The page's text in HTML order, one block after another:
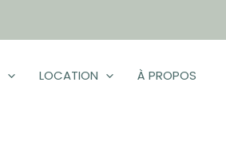
LOCATION À PROPOS